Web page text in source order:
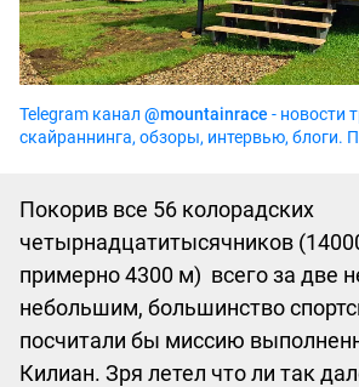
Telegram канал @mountainrace - новости
скайраннинга, обзоры, интервью, блоги.
Покорив все 56 колорадских
четырнадцатитысячников
примерно 4300 м) всего за две
небольшим, большинство
посчитали бы миссию
Килиан. Зря летел что ли так